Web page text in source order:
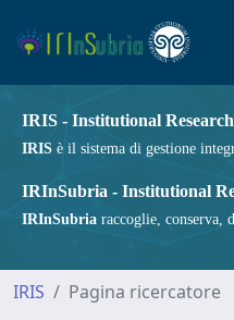
IRIS - Institutional
IRIS è il sistema di gestione
IRInSubria - Institutional
IRInSubria raccoglie, conserva,
IRIS Pagina ricercatore